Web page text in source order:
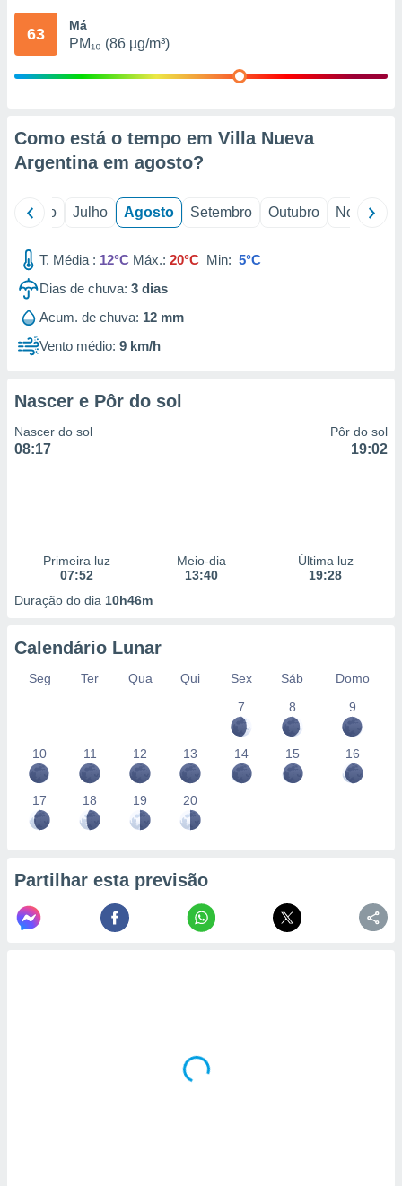
através
1199
63 Má
PM₁₀ (86 µg/m³)
Como está o tempo em Villa Nueva
Argentina em agosto?
Junho Julho Agosto Setembro Outubro Novembro
T. Média : 12°C Máx.: 20°C Min: 5°C
Dias de chuva: 3 dias
Acum. de chuva: 12 mm
Vento médio: 9 km/h
Nascer e Pôr do sol
Nascer do sol
08:17
Pôr do sol
19:02
Primeira luz
07:52
Meio-dia
13:40
Última luz
19:28
Duração do dia 10h46m
Calendário Lunar
Seg Ter Qua Qui Sex Sáb
Domo
7
8 9
10 11 12 13 14 15 16
17 18 19 20
Partilhar esta previsão